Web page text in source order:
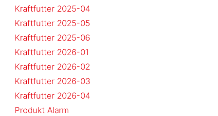
Kraftfutter 2025-04
Kraftfutter 2025-05
Kraftfutter 2025-06
Kraftfutter 2026-01
Kraftfutter 2026-02
Kraftfutter 2026-03
Kraftfutter 2026-04
Produkt Alarm